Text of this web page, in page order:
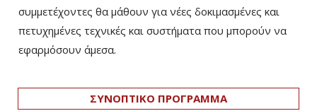
συμμετέχοντες θα μάθουν για νέες δοκιμασμένες και
πετυχημένες τεχνικές και συστήματα που μπορούν να
εφαρμόσουν άμεσα.
ΣΥΝΟΠΤΙΚΟ ΠΡΟΓΡΑΜΜΑ